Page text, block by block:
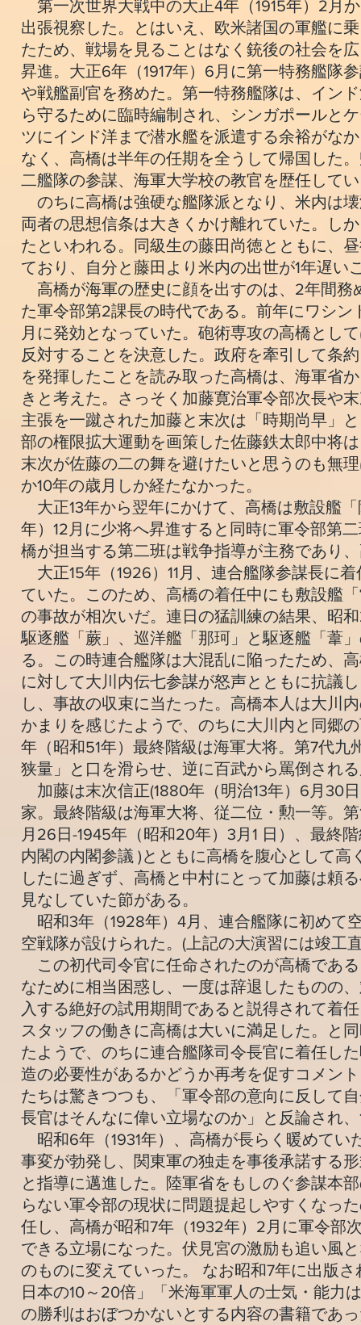
第一次世界大戦中の大正4年（1915年）2月
出張視察した。とはいえ、欧米諸国の軍艦に
たため、戦場を見ることはなく銃後の社会を
昇進。大正6年（1917年）6月に第一特務艦隊
や戦艦副官を務めた。第一特務艦隊は、イン
ら守るために臨時編制され、シンガポールと
ツにインド洋まで潜水艦を派遣する余裕がな
なく、高橋は半年の任期を全うして帰国した
二艦隊の参謀、海軍大学校の教官を歴任して
のちに高橋は強硬な艦隊派となり、米内は
両者の思想信条は大きくかけ離れていた。し
たといわれる。同級生の藤田尚徳とともに、
ており、自分と藤田より米内の出世が1年遅い
高橋が海軍の歴史に顔を出すのは、2年間務
た軍令部第2課長の時代である。前年にワシ
月に発効となっていた。砲術専攻の高橋とし
反対することを決意した。政府を牽引して条
を発揮したことを読み取った高橋は、海軍省
きと考えた。さっそく加藤寛治軍令部次長や
主張を一蹴された加藤と末次は「時期尚早」
部の権限拡大運動を画策した佐藤鉄太郎中将
末次が佐藤の二の舞を避けたいと思うのも無
か10年の歳月しか経たなかった。
大正13年から翌年にかけて、高橋は敷設艦
年）12月に少将へ昇進すると同時に軍令部第
橋が担当する第二班は戦争指導が主務であり
大正15年（1926）11月、連合艦隊参謀長に
ていた。このため、高橋の着任中にも敷設艦
の事故が相次いだ。連日の猛訓練の結果、昭
駆逐艦「蕨」、巡洋艦「那珂」と駆逐艦「葦
る。この時連合艦隊は大混乱に陥ったため、
に対して大川内伝七参謀が怒声とともに抗議
し、事故の収束に当たった。高橋本人は大川
かまりを感じたようで、のちに大川内と同郷
年（昭和51年）最終階級は海軍大将。第7代
狭量」と口を滑らせ、逆に百武から罵倒され
加藤は末次信正(1880年（明治13年）6月30
家。最終階級は海軍大将、従二位・勲一等。
月26日-1945年（昭和20年）3月1 日）、最終
内閣の内閣参議 )とともに高橋を腹心として
したに過ぎず、高橋と中村にとって加藤は頼
見なしていた節がある。
昭和3年（1928年）4月、連合艦隊に初めて
空戦隊が設けられた。(上記の大演習には竣工
この初代司令官に任命されたのが高橋であ
なために相当困惑し、一度は辞退したものの
入する絶好の試用期間であると説得されて着
スタッフの働きに高橋は大いに満足した。と
たようで、のちに連合艦隊司令長官に着任し
造の必要性があるかどうか再考を促すコメン
たちは驚きつつも、「軍令部の意向に反して
長官はそんなに偉い立場なのか」と反論され
昭和6年（1931年）、高橋が長らく暖めてい
事変が勃発し、関東軍の独走を事後承諾する
と指導に邁進した。陸軍省をもしのぐ参謀本
らない軍令部の現状に問題提起しやすくなっ
任し、高橋が昭和7年（1932年）2月に軍令部
できる立場になった。伏見宮の激励も追い風
のものに変えていった。 なお昭和7年に出版
日本の10～20倍」「米海軍軍人の士気・能力
の勝利はおぼつかないとする内容の書籍であ